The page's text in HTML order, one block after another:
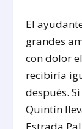
El
grandes
con dolor
recibiría
después.
Quintín